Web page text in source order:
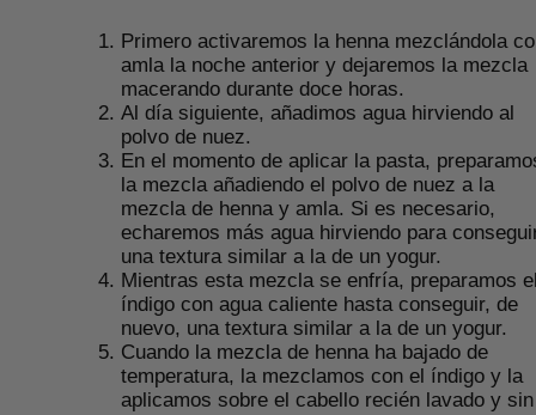
Primero activaremos la henna mezclándola
amla la noche anterior y dejaremos la mezcla
macerando durante doce horas.
Al día siguiente, añadimos agua hirviendo al
polvo de nuez.
En el momento de aplicar la pasta,
la mezcla añadiendo el polvo de nuez a la
mezcla de henna y amla. Si es necesario,
echaremos más agua hirviendo para
una textura similar a la de un yogur.
Mientras esta mezcla se enfría, preparamos
índigo con agua caliente hasta conseguir, de
nuevo, una textura similar a la de un yogur.
Cuando la mezcla de henna ha bajado de
temperatura, la mezclamos con el índigo y la
aplicamos sobre el cabello recién lavado y sin